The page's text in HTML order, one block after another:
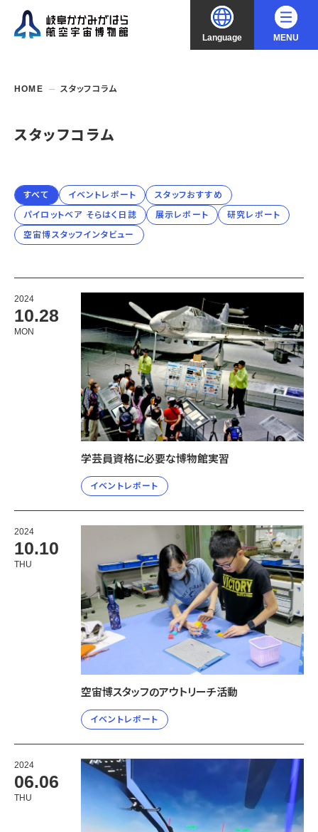
Language
中文（繁體字）
한국어
MENU
入館料
年間パスポート
交通アクセス
フロアガイド
よくあるご質問
企画展
開催中・開催予定の企画展
常設展示
航空エリア
宇宙エリア
シアタールーム上映
操縦シミュレーション体験
イベント・講座
ガイドツアー
イベントカレンダー
これまでのイベント
資料の収集・受贈
収蔵品検索
資料の貸出
空宙博ボランティア
団体利用
子ども会・スポーツ少年団等
学校・教育関係
学校・教育関係の方へ
展示・イベントカレンダー
イベント予約申し込み
チャレンジそらはく
スタッフコラム お知らせ
お問い合わせ
HOME スタッフコラム
スタッフコラム
すべて イベントレポート
スタッフおすすめ
パイロットベア そらはく日誌
展示レポート
研究レポート
空宙博スタッフインタビュー
2024
10.28
MON
学芸員資格に必要な博物館実習
イベントレポート
2024
10.10
THU
空宙博スタッフのアウトリーチ活動
イベントレポート
2024
06.06
THU